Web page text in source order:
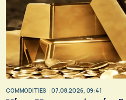
COMMODITIES 07.08.2026, 09:41